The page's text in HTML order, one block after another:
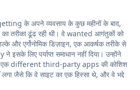
के अपने व्यवसाय के कुछ महीनों के बाद,
तरीका ढूंढ रही थी। वे wanted आगंतुकों को
और एर्गोनोमिक डिज़ाइन, एक आकर्षक तरीके से
लिए पर्याप्त समाधान नहीं दिया। उन्होंने
एक different third-party apps की कोशिश
जैसे कि वे साइट का एक हिस्सा थे, और वे भद्दे